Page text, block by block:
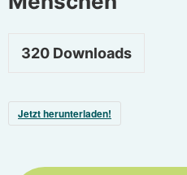
320 Downloads
Jetzt herunterladen!